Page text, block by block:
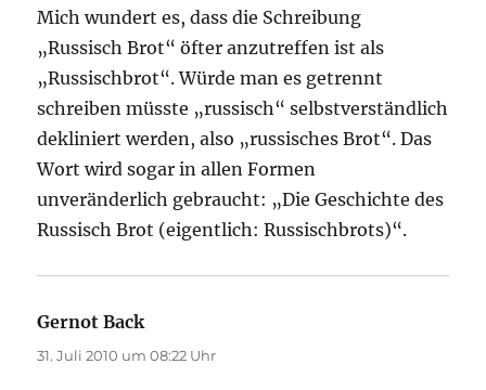
Mich wundert es, dass die Schreibung
„Russisch Brot“ öfter anzutreffen ist als
„Russischbrot“. Würde man es getrennt
schreiben müsste „russisch“ selbstverständlich
dekliniert werden, also „russisches Brot“. Das
Wort wird sogar in allen Formen
unveränderlich gebraucht: „Die Geschichte des
Russisch Brot (eigentlich: Russischbrots)“.
Gernot Backsagt:
31. Juli 2010 um 08:22 Uhr